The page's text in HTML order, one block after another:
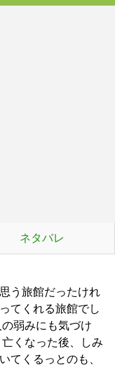
ネタバレ
う旅館だったけれ
てくれる旅館でし
弱みにも気づけ
くなった後、しみ
てくるっとのも、